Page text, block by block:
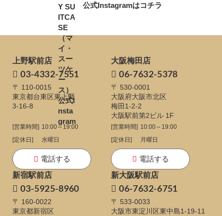
公式Instagramはコチラ
上野駅前店
03-4332-7551
〒 110-0015
東京都台東区東上野
3-16-8
[営業時間] 10:00～19:00
[定休日]
水曜日
電話する
大阪梅田店
06-7632-5378
〒 530-0001
大阪府大阪市北区
梅田1-2-2
大阪駅前第2ビル 1F
[営業時間] 10:00～19:00
[定休日]
月曜日
電話する
新宿駅前店
03-5925-8960
〒 160-0022
東京都新宿区
新大阪駅前店
06-7632-6751
〒 533-0033
大阪市東淀川区東中島1-19-11